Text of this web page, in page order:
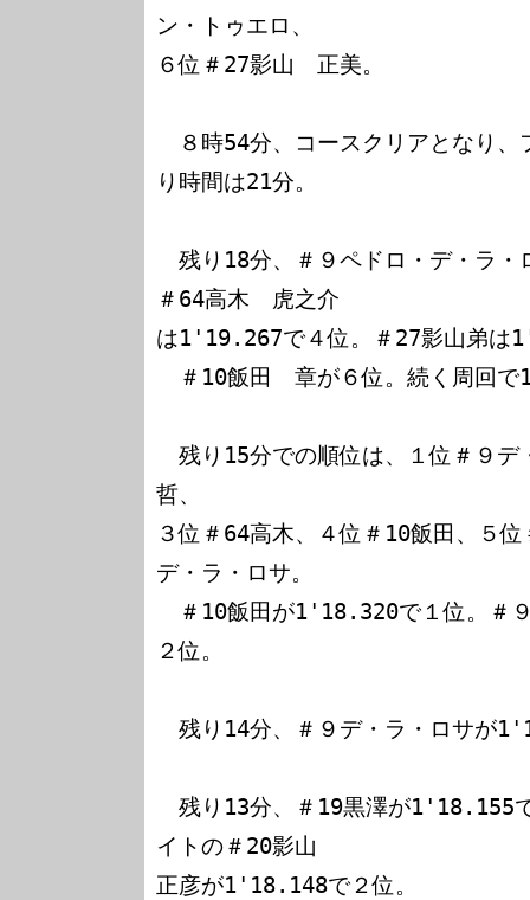
ン・トゥエロ、
６位＃27影山　正美。
８時54分、コースクリアとなり、
り時間は21分。
残り18分、＃９ペドロ・デ・ラ
＃64高木　虎之介
は1'19.267で４位。＃27影山弟は
＃10飯田　章が６位。続く周回
残り15分での順位は、１位＃９
哲、
３位＃64高木、４位＃10飯田、５
デ・ラ・ロサ。
＃10飯田が1'18.320で１位。＃
２位。
残り14分、＃９デ・ラ・ロサが
残り13分、＃19黒澤が1'18.155
イトの＃20影山
正彦が1'18.148で２位。